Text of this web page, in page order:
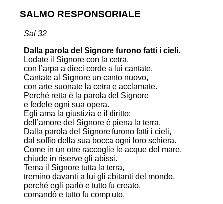
SALMO RESPONSORIALE
Sal 32
Dalla parola del Signore furono fatti i cieli.
Lodate il Signore con la cetra,
con l’arpa a dieci corde a lui cantate.
Cantate al Signore un canto nuovo,
con arte suonate la cetra e acclamate.
Perché retta è la parola del Signore
e fedele ogni sua opera.
Egli ama la giustizia e il diritto;
dell’amore del Signore è piena la terra.
Dalla parola del Signore furono fatti i cieli,
dal soffio della sua bocca ogni loro schiera.
Come in un otre raccoglie le acque del mare,
chiude in riserve gli abissi.
Tema il Signore tutta la terra,
tremino davanti a lui gli abitanti del mondo,
perché egli parlò e tutto fu creato,
comandò e tutto fu compiuto.